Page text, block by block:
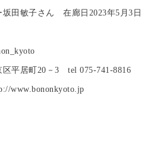
坂田敏子さん 在廊日2023年5月3日
区平居町20－3 tel 075-741-8816
www.bononkyoto.jp